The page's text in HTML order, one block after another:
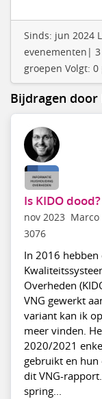
Sinds: jun 2024
evenementen|
groepen Volgt:
Bijdragen
Is KIDO dood?
nov 2023 Marco
3076
In 2016
Overheden
VNG gewerkt
variant kan ik
meer vinden.
2020/2021
gebruikt en hun
dit VNG-
spring...